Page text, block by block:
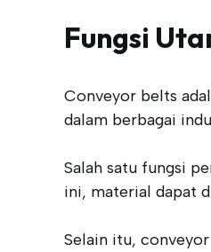
Fungsi
Conveyor belts
dalam berbagai
Salah satu fungsi
ini, material dapat
Selain itu,